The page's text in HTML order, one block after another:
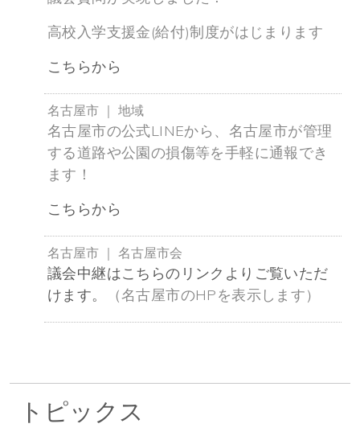
高校入学支援金(給付)制度がはじまります
こちらから
名古屋市 ｜ 地域
名古屋市の公式LINEから、名古屋市が管理
する道路や公園の損傷等を手軽に通報でき
ます！
こちらから
名古屋市 ｜ 名古屋市会
議会中継はこちらのリンクよりご覧いただ
けます。
（名古屋市のHPを表示します）
トピックス